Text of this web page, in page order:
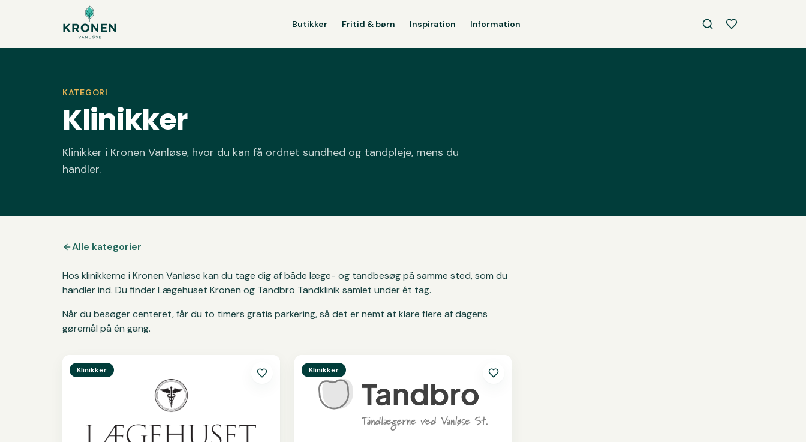
Butikker Fritid & børn Inspiration Information
KATEGORI
Klinikker
Klinikker i Kronen Vanløse, hvor du kan få ordnet sundhed og tandpleje, mens du
handler.
Alle kategorier
Hos klinikkerne i Kronen Vanløse kan du tage dig af både læge- og tandbesøg på samme sted, som du
handler ind. Du finder Lægehuset Kronen og Tandbro Tandklinik samlet under ét tag.
Når du besøger centeret, får du to timers gratis parkering, så det er nemt at klare flere af dagens
gøremål på én gang.
SeLægehuset Kronen
Klinikker
SeTandbro Tandklinik
Klinikker